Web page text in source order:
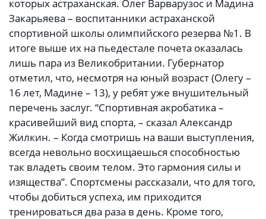
которых астраханская. Олег Варварузос и Мадина
Закарьяева – воспитанники астраханской
спортивной школы олимпийского резерва №1. В
итоге выше их на пьедестале почета оказалась
лишь пара из Великобритании. Губернатор
отметил, что, несмотря на юный возраст (Олегу –
16 лет, Мадине – 13), у ребят уже внушительный
перечень заслуг. “Спортивная акробатика –
красивейший вид спорта, – сказал Александр
Жилкин. – Когда смотришь на ваши выступления,
всегда невольно восхищаешься способностью
так владеть своим телом. Это гармония силы и
изящества”. Спортсмены рассказали, что для того,
чтобы добиться успеха, им приходится
тренироваться два раза в день. Кроме того,